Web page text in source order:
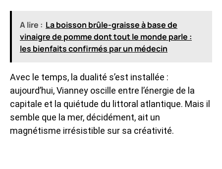
A lire : La boisson brûle-graisse à base de
vinaigre de pomme dont tout le monde parle :
les bienfaits confirmés par un médecin
Avec le temps, la dualité s’est installée :
aujourd’hui, Vianney oscille entre l’énergie de la
capitale et la quiétude du littoral atlantique. Mais il
semble que la mer, décidément, ait un
magnétisme irrésistible sur sa créativité.